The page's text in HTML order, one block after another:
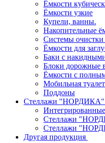
Ёмкости
Ёмкости узкие
Купели, ванны.
Накопительные
Системы очистки
Ёмкости для
Баки с
Блоки дорожные
Ёмкости с
Мобильная
Поддоны
Стеллажи "НОРДИКА"
Стеллажи
Стеллажи
Другая продукция